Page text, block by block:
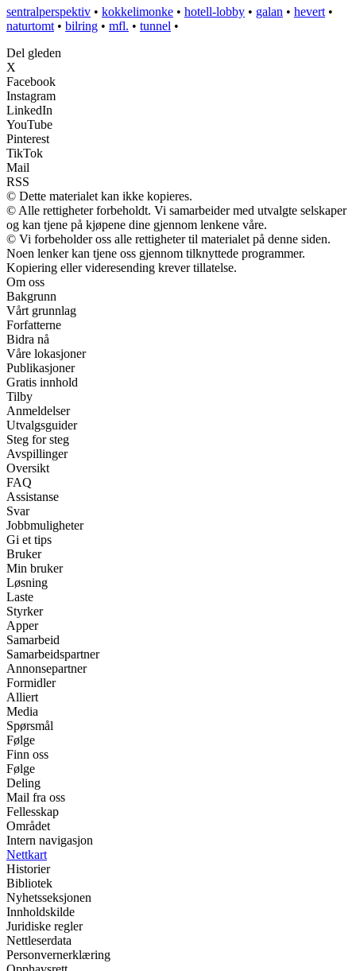
sentralperspektiv • kokkelimonke • hotell-lobby • galan • hevert •
naturtomt • bilring • mfl. • tunnel •
Del gleden
X
Facebook
Instagram
LinkedIn
YouTube
Pinterest
TikTok
Mail
RSS
© Dette materialet kan ikke kopieres.
© Alle rettigheter forbeholdt. Vi samarbeider med utvalgte selskaper
og kan tjene på kjøpene dine gjennom lenkene våre.
© Vi forbeholder oss alle rettigheter til materialet på denne siden.
Noen lenker kan tjene oss gjennom tilknyttede programmer.
Kopiering eller videresending krever tillatelse.
Om oss
Bakgrunn
Vårt grunnlag
Forfatterne
Bidra nå
Våre lokasjoner
Publikasjoner
Gratis innhold
Tilby
Anmeldelser
Utvalgsguider
Steg for steg
Avspillinger
Oversikt
FAQ
Assistanse
Svar
Jobbmuligheter
Gi et tips
Bruker
Min bruker
Løsning
Laste
Styrker
Apper
Samarbeid
Samarbeidspartner
Annonsepartner
Formidler
Alliert
Media
Spørsmål
Følge
Finn oss
Følge
Deling
Mail fra oss
Fellesskap
Området
Intern navigasjon
Nettkart
Historier
Bibliotek
Nyhetsseksjonen
Innholdskilde
Juridiske regler
Nettleserdata
Personvernerklæring